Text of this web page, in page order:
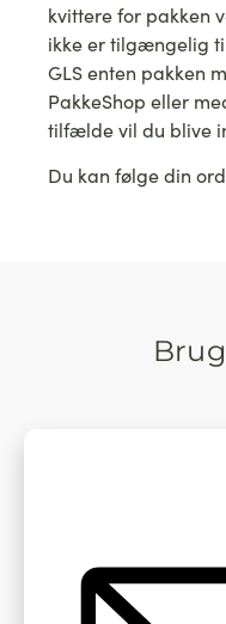
kvittere for pakken
ikke er tilgængelig
GLS enten pakken
PakkeShop eller
tilfælde vil du blive
Du kan følge din